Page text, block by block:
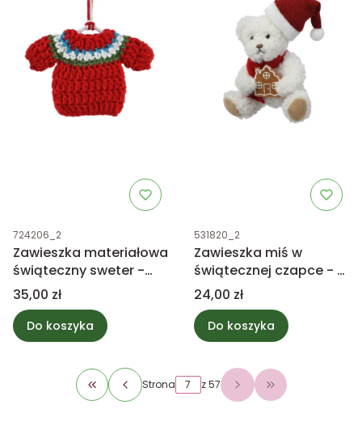
Kod produktu
724206_2
Zawieszka materiałowa
świąteczny sweter -
czerwony
Cena
35,00 zł
Do koszyka
Kod produktu
531820_2
Zawieszka miś w
świątecznej czapce - z
pierniczkowym
domkiem 12cm
Cena
24,00 zł
Do koszyka
Wróć do pierwszej strony z produktami
Strona z 57 Przejdź do